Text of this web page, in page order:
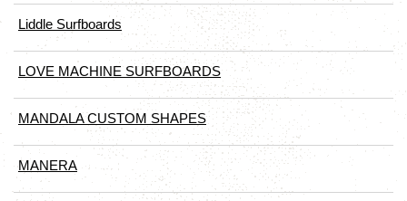
Liddle Surfboards
LOVE MACHINE SURFBOARDS
MANDALA CUSTOM SHAPES
MANERA